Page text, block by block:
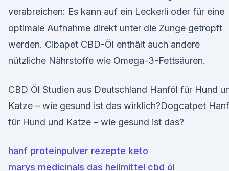
verabreichen: Es kann auf ein Leckerli oder für eine
optimale Aufnahme direkt unter die Zunge getropft
werden. Cibapet CBD-Öl enthält auch andere
nützliche Nährstoffe wie Omega-3-Fettsäuren.
CBD Öl Studien aus Deutschland Hanföl für Hund
Katze – wie gesund ist das wirklich?Dogcatpet
für Hund und Katze – wie gesund ist das?
hanf proteinpulver rezepte keto
marys medicinals das heilmittel cbd öl